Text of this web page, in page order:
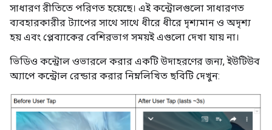
সাধারণ রীতিতে পরিণত হয়েছে। এই কন্ট্রোলগুলো সাধারণত
ব্যবহারকারীর ট্যাপের সাথে সাথে ধীরে ধীরে দৃশ্যমান ও অদৃশ্য
হয় এবং প্লেব্যাকের বেশিরভাগ সময়ই এগুলো দেখা যায় না।
ভিডিও কন্ট্রোল ওভারলে করার একটি উদাহরণের জন্য, ইউটিউব
অ্যাপে কন্ট্রোল রেন্ডার করার নিম্নলিখিত ছবিটি দেখুন: